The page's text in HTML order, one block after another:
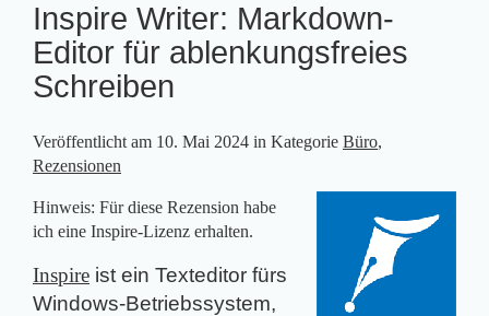
Inspire Writer: Markdown-
Editor für ablenkungsfreies
Schreiben
Veröffentlicht am 10. Mai 2024 in Kategorie Büro,
Rezensionen
Hinweis: Für diese Rezension habe
ich eine Inspire-Lizenz erhalten.
Inspire ist ein Texteditor fürs
Windows-Betriebssystem,